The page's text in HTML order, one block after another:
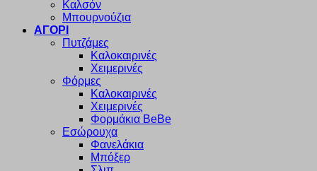
Καλσόν
Μπουρνούζια
ΑΓΟΡΙ
Πυτζάμες
Καλοκαιρινές
Χειμερινές
Φόρμες
Καλοκαιρινές
Χειμερινές
Φορμάκια BeBe
Εσώρουχα
Φανελάκια
Μπόξερ